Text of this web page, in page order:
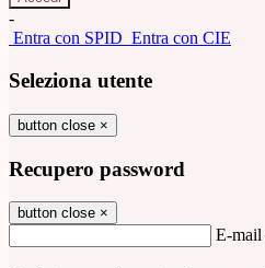
-
Entra con SPID Entra con CIE
Seleziona utente
button close ×
Recupero password
button close ×
E-mail